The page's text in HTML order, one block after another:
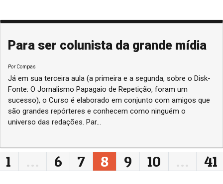
Para ser colunista da grande mídia
PorCompas
Já em sua terceira aula (a primeira e a segunda, sobre o Disk-
Fonte: O Jornalismo Papagaio de Repetição, foram um
sucesso), o Curso é elaborado em conjunto com amigos que
são grandes repórteres e conhecem como ninguém o
universo das redações. Par...
Navegação entre posts
1 … 6 7 8 9 10 … 41